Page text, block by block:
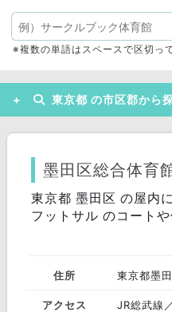
※複数の単語はスペースで区切っ
東京都 の市区郡から
北区 足立区
港区
府中市 渋谷区
墨田区総合体育
東京都 墨田区 の屋内
フットサル のコート
住所 東京都墨
アクセス JR総武線